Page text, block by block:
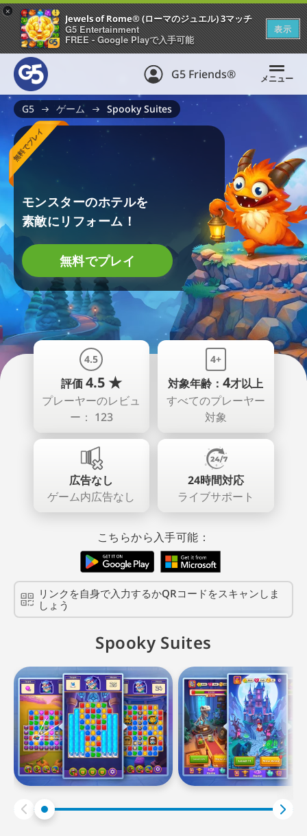
Jewels of Rome® (ローマのジュエル) 3マッチ
G5 Entertainment
FREE - Google Playで入手可能
表示
+
G5 Friends® メニュー
G5 ゲーム Spooky Suites
モンスターのホテルを
素敵にリフォーム！
無料でプレイ
無料でプレイ
4.5
評価4.5 ★
プレーヤーのレビュ
ー： 123
4+
対象年齢：4才以上
すべてのプレーヤー
対象
広告なし
ゲーム内広告なし
24時間対応
ライブサポート
こちらから入手可能：
リンクを自身で入力するかQRコードをスキャンしま
しょう
Spooky Suites